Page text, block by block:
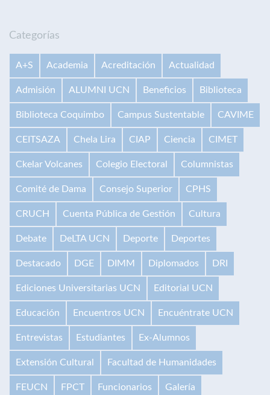
Categorías
A+S Academia Acreditación Actualidad
Admisión ALUMNI UCN Beneficios Biblioteca
Biblioteca Coquimbo Campus Sustentable CAVIME
CEITSAZA Chela Lira CIAP Ciencia CIMET
Ckelar Volcanes Colegio Electoral Columnistas
Comité de Dama Consejo Superior CPHS
CRUCH Cuenta Pública de Gestión Cultura
Debate DeLTA UCN Deporte Deportes
Destacado DGE DIMM Diplomados DRI
Ediciones Universitarias UCN Editorial UCN
Educación Encuentros UCN Encuéntrate UCN
Entrevistas Estudiantes Ex-Alumnos
Extensión Cultural Facultad de Humanidades
FEUCN FPCT Funcionarios Galería